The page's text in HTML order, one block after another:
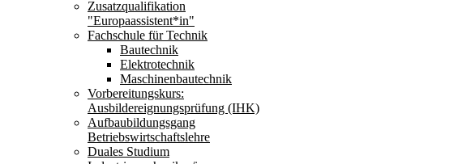
Zusatzqualifikation
"Europaassistent*in"
Fachschule für Technik
Bautechnik
Elektrotechnik
Maschinenbautechnik
Vorbereitungskurs:
Ausbildereignungsprüfung (IHK)
Aufbaubildungsgang
Betriebswirtschaftslehre
Duales Studium